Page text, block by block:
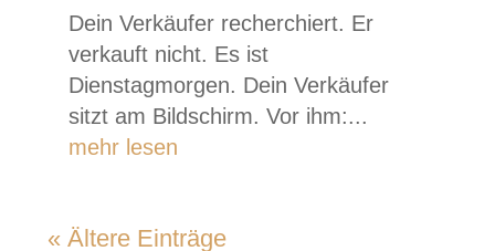
Dein Verkäufer recherchiert. Er
verkauft nicht. Es ist
Dienstagmorgen. Dein Verkäufer
sitzt am Bildschirm. Vor ihm:...
mehr lesen
« Ältere Einträge